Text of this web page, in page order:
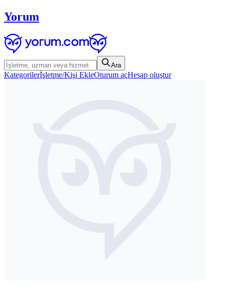
Yorum
Ara
Kategorilerİşletme/Kişi EkleOturum açHesap oluştur